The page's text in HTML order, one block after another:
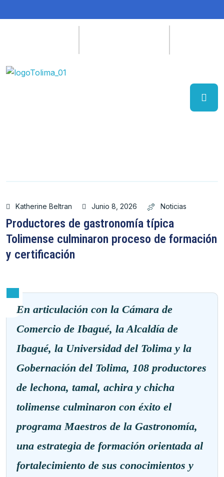
Katherine Beltran Junio 8, 2026 Noticias
Productores de gastronomía típica
Tolimense culminaron proceso de formación
y certificación
En articulación con la Cámara de
Comercio de Ibagué, la Alcaldía de
Ibagué, la Universidad del Tolima y la
Gobernación del Tolima, 108 productores
de lechona, tamal, achira y chicha
tolimense culminaron con éxito el
programa Maestros de la Gastronomía,
una estrategia de formación orientada al
fortalecimiento de sus conocimientos y